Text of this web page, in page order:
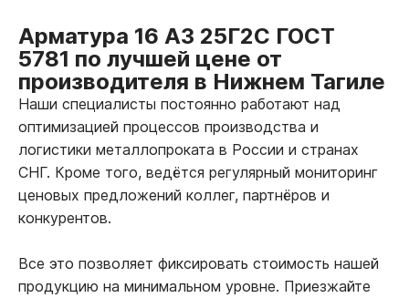
Арматура 16 А3 25Г2С ГОСТ
5781 по лучшей цене от
производителя в Нижнем Тагиле
Наши специалисты постоянно работают над
оптимизацией процессов производства и
логистики металлопроката в России и странах
СНГ. Кроме того, ведётся регулярный мониторинг
ценовых предложений коллег, партнёров и
конкурентов.
Все это позволяет фиксировать стоимость нашей
продукцию на минимальном уровне. Приезжайте